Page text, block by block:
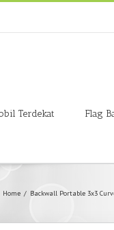
Terdekat Flag
Home / Backwall Portable 3x3